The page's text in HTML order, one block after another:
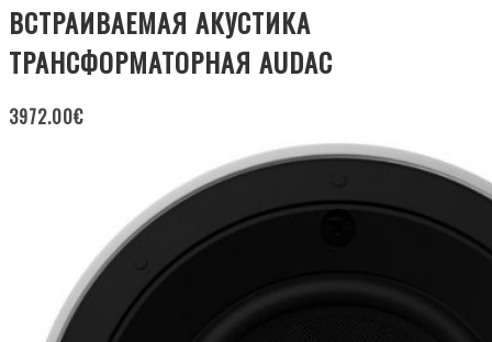
ВСТРАИВАЕМАЯ АКУСТИКА
ТРАНСФОРМАТОРНАЯ AUDAC
3972.00€